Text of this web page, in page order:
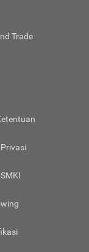
Trade